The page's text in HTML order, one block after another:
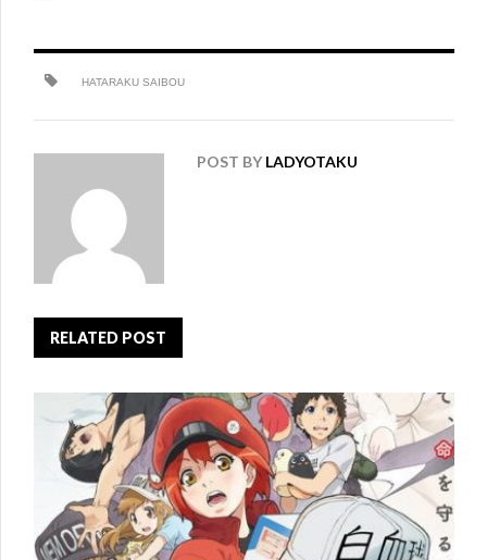
HATARAKU SAIBOU
POST BY LADYOTAKU
RELATED POST